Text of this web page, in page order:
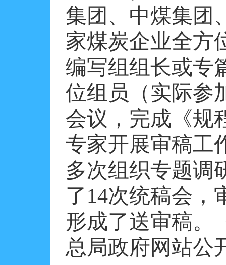
集团、中煤集团
家煤炭企业全方
编写组组长或专
位组员（实际参
会议，完成《规
专家开展审稿工
多次组织专题调
了14次统稿会，
形成了送审稿。
总局政府网站公